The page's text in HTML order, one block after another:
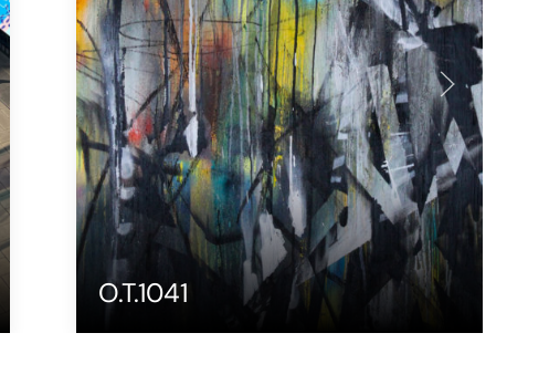
O.T.1041